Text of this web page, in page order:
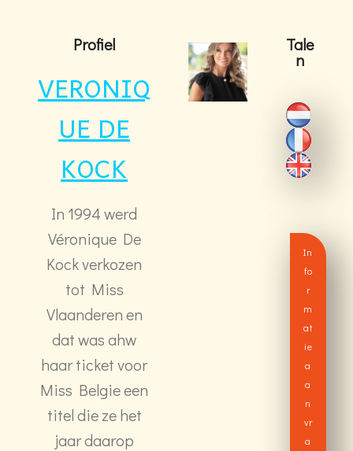
Profiel
VERONIQ
UE DE
KOCK
In 1994 werd
Véronique De
Kock verkozen
tot Miss
Vlaanderen en
dat was ahw
haar ticket voor
Miss Belgie een
titel die ze het
jaar daarop
Tale
n
In
fo
r
m
at
ie
a
a
n
vr
a